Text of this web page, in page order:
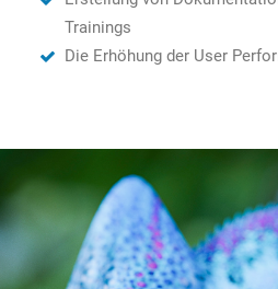
Trainings
Die Erhöhung der User